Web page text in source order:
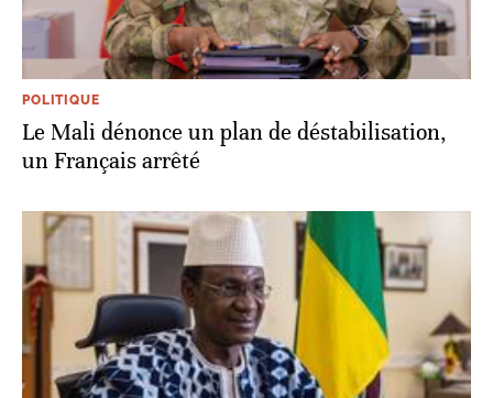
POLITIQUE
Le Mali dénonce un plan de déstabilisation,
un Français arrêté